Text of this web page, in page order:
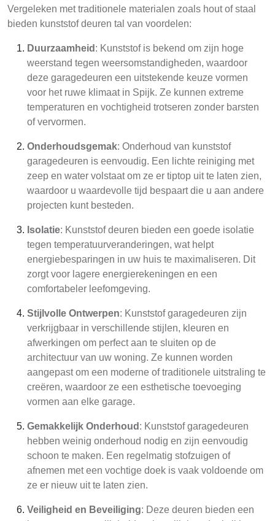
Vergeleken met traditionele materialen zoals hout of staal
bieden kunststof deuren tal van voordelen:
Duurzaamheid : Kunststof is bekend om zijn hoge
weerstand tegen weersomstandigheden, waardoor
deze garagedeuren een uitstekende keuze vormen
voor het ruwe klimaat in Spijk. Ze kunnen extreme
temperaturen en vochtigheid trotseren zonder barsten
of vervormen.
Onderhoudsgemak: Onderhoud van kunststof
garagedeuren is eenvoudig. Een lichte reiniging met
zeep en water volstaat om ze er tiptop uit te laten zien,
waardoor u waardevolle tijd bespaart die u aan andere
projecten kunt besteden.
Isolatie: Kunststof deuren bieden een goede isolatie
tegen temperatuurveranderingen, wat helpt
energiebesparingen in uw huis te maximaliseren. Dit
zorgt voor lagere energierekeningen en een
comfortabeler leefomgeving.
Stijlvolle Ontwerpen: Kunststof garagedeuren zijn
verkrijgbaar in verschillende stijlen, kleuren en
afwerkingen om perfect aan te sluiten op de
architectuur van uw woning. Ze kunnen worden
aangepast om een moderne of traditionele uitstraling te
creëren, waardoor ze een esthetische toevoeging
vormen aan elke garage.
Gemakkelijk Onderhoud : Kunststof garagedeuren
hebben weinig onderhoud nodig en zijn eenvoudig
schoon te maken. Een regelmatig stofzuigen of
afnemen met een vochtige doek is vaak voldoende om
ze er nieuw uit te laten zien.
Veiligheid en Beveiliging: Deze deuren bieden een